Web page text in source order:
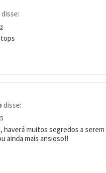
disse:
disse:
haverá muitos segredos a serem
ainda mais ansioso!!